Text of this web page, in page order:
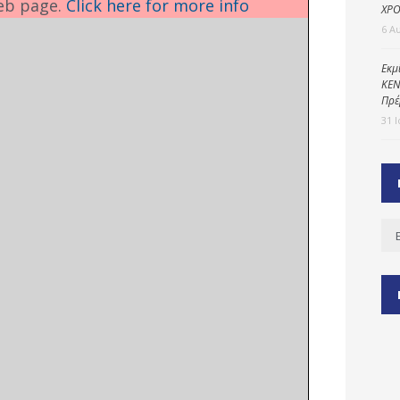
page. Click here for more info
6
31